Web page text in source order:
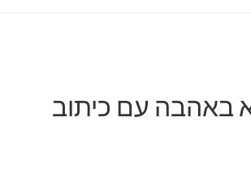
באהבה עם כיתוב